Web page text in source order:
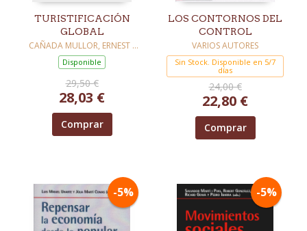
TURISTIFICACIÓN
GLOBAL
CAÑADA MULLOR, ERNEST /
MURRAY, IVAN
Disponible
29,50 €
28,03 €
Comprar
LOS CONTORNOS DEL
CONTROL
VARIOS AUTORES
Sin Stock. Disponible en 5/7
días
24,00 €
22,80 €
Comprar
-5% -5%